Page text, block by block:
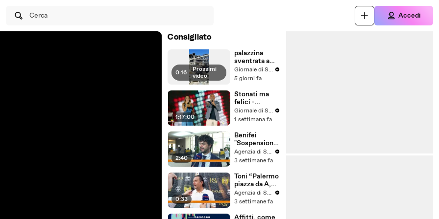
Cerca Accedi
Consigliato
0:16 | Prossimi
video
palazzina
sventrata a
Messina,
nuovo video
Giornale di Sicilia
5 giorni fa
1:17:00
Stonati ma
felici -
Puntata 15Giornale di Sicilia
1 settimana fa
2:40
Benifei
"Sospensione
accordo Ue-
Israele
commerciale,
voto a
maggioranza"
Agenzia di Stampa ITALPRESS
3 settimane fa
0:33
Toni “Palermo
piazza da A,
può essere
l'anno buono”
Agenzia di Stampa ITALPRESS
3 settimane fa